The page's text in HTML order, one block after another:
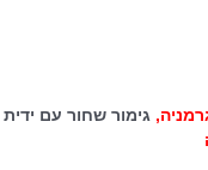
גימור שחור עם ידית